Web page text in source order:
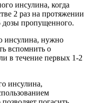
инсулина, когда
2 раз на протяжении
дозы пропущенного.
инсулина, нужно
вспомнить о
в течение первых 1-2
инсулина,